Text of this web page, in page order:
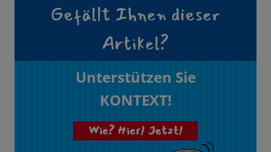
Gefällt Ihnen dieser
Artikel?
Unterstützen Sie
KONTEXT!
Wie? Hier! Jetzt!